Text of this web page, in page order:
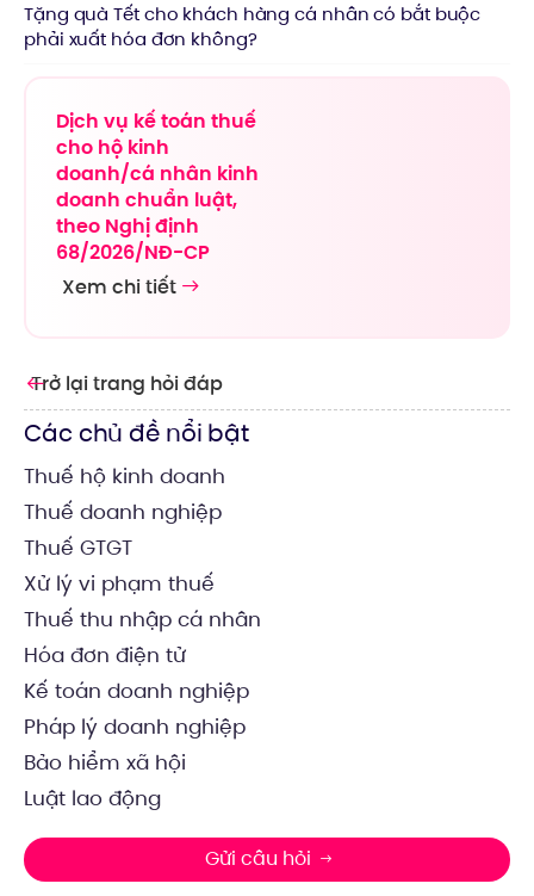
Trở lại trang hỏi đáp
Các chủ đề nổi bật
Thuế hộ kinh doanh
Thuế doanh nghiệp
Thuế GTGT
Xử lý vi phạm thuế
Thuế thu nhập cá nhân
Hóa đơn điện tử
Kế toán doanh nghiệp
Pháp lý doanh nghiệp
Bảo hiểm xã hội
Luật lao động
Gửi câu hỏi
Tặng quà Tết cho khách hàng cá nhân có bắt buộc
phải xuất hóa đơn không?
Dịch vụ kế toán thuế
cho hộ kinh
doanh/cá nhân kinh
doanh chuẩn luật,
theo Nghị định
68/2026/NĐ-CP
Xem chi tiết